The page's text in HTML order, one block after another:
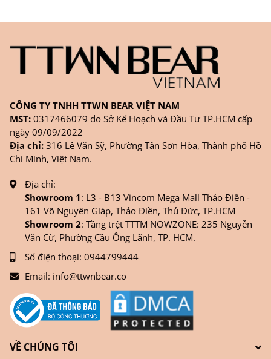
CÔNG TY TNHH TTWN BEAR VIỆT NAM
MST: 0317466079 do Sở Kế Hoạch và Đầu Tư TP.HCM cấp
ngày 09/09/2022
Địa chỉ: 316 Lê Văn Sỹ, Phường Tân Sơn Hòa, Thành phố Hồ
Chí Minh, Việt Nam.
Địa chỉ:
Showroom 1: L3 - B13 Vincom Mega Mall Thảo Điền -
161 Võ Nguyên Giáp, Thảo Điền, Thủ Đức, TP.HCM
Showroom 2: Tầng trệt TTTM NOWZONE: 235 Nguyễn
Văn Cừ, Phường Cầu Ông Lãnh, TP. HCM.
Số điện thoại: 0944799444
Email: info@ttwnbear.co
VỀ CHÚNG TÔI